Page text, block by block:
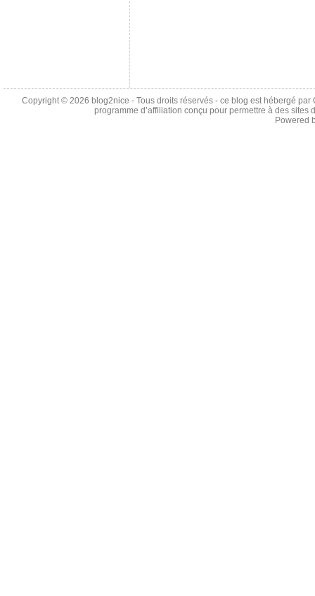
Copyright © 2026 blog2nice - Tous droits réservés - ce blog est hébergé
programme d’affiliation conçu pour permettre à des
Powered